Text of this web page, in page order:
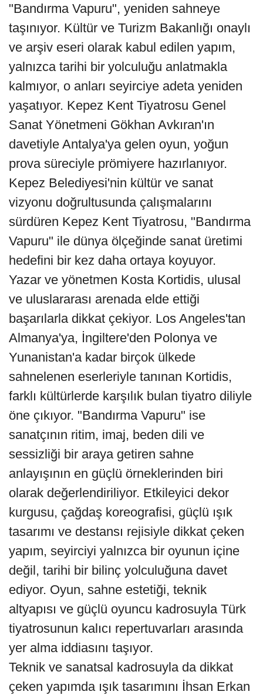
"Bandırma Vapuru", yeniden sahneye
taşınıyor. Kültür ve Turizm Bakanlığı onaylı
ve arşiv eseri olarak kabul edilen yapım,
yalnızca tarihi bir yolculuğu anlatmakla
kalmıyor, o anları seyirciye adeta yeniden
yaşatıyor. Kepez Kent Tiyatrosu Genel
Sanat Yönetmeni Gökhan Avkıran'ın
davetiyle Antalya'ya gelen oyun, yoğun
prova süreciyle prömiyere hazırlanıyor.
Kepez Belediyesi'nin kültür ve sanat
vizyonu doğrultusunda çalışmalarını
sürdüren Kepez Kent Tiyatrosu, "Bandırma
Vapuru" ile dünya ölçeğinde sanat üretimi
hedefini bir kez daha ortaya koyuyor.
Yazar ve yönetmen Kosta Kortidis, ulusal
ve uluslararası arenada elde ettiği
başarılarla dikkat çekiyor. Los Angeles'tan
Almanya'ya, İngiltere'den Polonya ve
Yunanistan'a kadar birçok ülkede
sahnelenen eserleriyle tanınan Kortidis,
farklı kültürlerde karşılık bulan tiyatro diliyle
öne çıkıyor. "Bandırma Vapuru" ise
sanatçının ritim, imaj, beden dili ve
sessizliği bir araya getiren sahne
anlayışının en güçlü örneklerinden biri
olarak değerlendiriliyor. Etkileyici dekor
kurgusu, çağdaş koreografisi, güçlü ışık
tasarımı ve destansı rejisiyle dikkat çeken
yapım, seyirciyi yalnızca bir oyunun içine
değil, tarihi bir bilinç yolculuğuna davet
ediyor. Oyun, sahne estetiği, teknik
altyapısı ve güçlü oyuncu kadrosuyla Türk
tiyatrosunun kalıcı repertuvarları arasında
yer alma iddiasını taşıyor.
Teknik ve sanatsal kadrosuyla da dikkat
çeken yapımda ışık tasarımını İhsan Erkan